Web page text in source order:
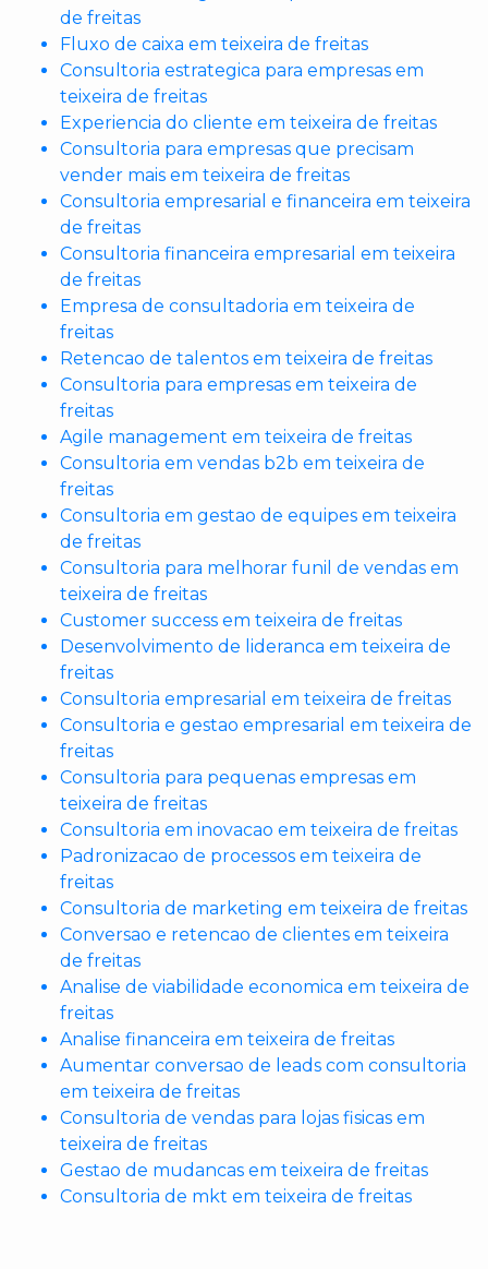
de freitas
Fluxo de caixa em teixeira de freitas
Consultoria estrategica para empresas em
teixeira de freitas
Experiencia do cliente em teixeira de freitas
Consultoria para empresas que precisam
vender mais em teixeira de freitas
Consultoria empresarial e financeira em teixeira
de freitas
Consultoria financeira empresarial em teixeira
de freitas
Empresa de consultadoria em teixeira de
freitas
Retencao de talentos em teixeira de freitas
Consultoria para empresas em teixeira de
freitas
Agile management em teixeira de freitas
Consultoria em vendas b2b em teixeira de
freitas
Consultoria em gestao de equipes em teixeira
de freitas
Consultoria para melhorar funil de vendas em
teixeira de freitas
Customer success em teixeira de freitas
Desenvolvimento de lideranca em teixeira de
freitas
Consultoria empresarial em teixeira de freitas
Consultoria e gestao empresarial em teixeira de
freitas
Consultoria para pequenas empresas em
teixeira de freitas
Consultoria em inovacao em teixeira de freitas
Padronizacao de processos em teixeira de
freitas
Consultoria de marketing em teixeira de freitas
Conversao e retencao de clientes em teixeira
de freitas
Analise de viabilidade economica em teixeira de
freitas
Analise financeira em teixeira de freitas
Aumentar conversao de leads com consultoria
em teixeira de freitas
Consultoria de vendas para lojas fisicas em
teixeira de freitas
Gestao de mudancas em teixeira de freitas
Consultoria de mkt em teixeira de freitas